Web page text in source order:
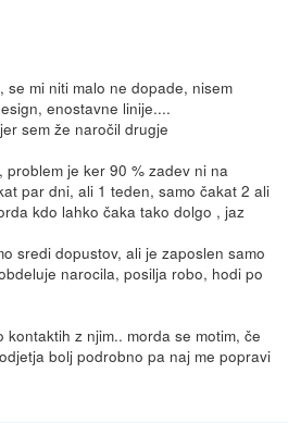
mi niti malo ne dopade, nisem
enostavne linije....
sem že naročil drugje
je ker 90 % zadev ni na
par dni, ali 1 teden, samo čakat 2 ali
kdo lahko čaka tako dolgo , jaz
sredi dopustov, ali je zaposlen samo
narocila, posilja robo, hodi po
z njim.. morda se motim, če
bolj podrobno pa naj me popravi